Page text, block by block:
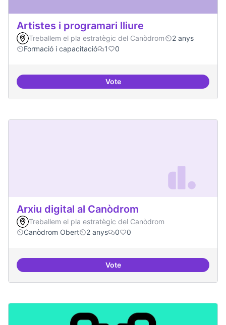
Artistes i programari lliure
Treballem el pla estratègic del Canòdrom
2 anys
Formació i capacitació
1 0
VoteArtistes i programari lliure
Arxiu digital al Canòdrom
Treballem el pla estratègic del Canòdrom
Canòdrom Obert
2 anys 0 0
VoteArxiu digital al Canòdrom